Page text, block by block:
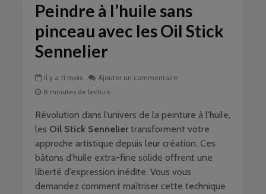
Peindre à l’huile sans
pinceau avec les Oil Stick
Sennelier
Il y a 11 mois
Ajouter un commentaire
8 minutes de lecture
Révolution dans l’univers de la peinture à l’huile,
les Oil Stick Senneliertransforment votre
approche artistique depuis leur création. Ces
bâtons d’huile extra-fine solide offrent une
liberté d’expression inédite. Vous vous
demandez comment maîtriser cette technique